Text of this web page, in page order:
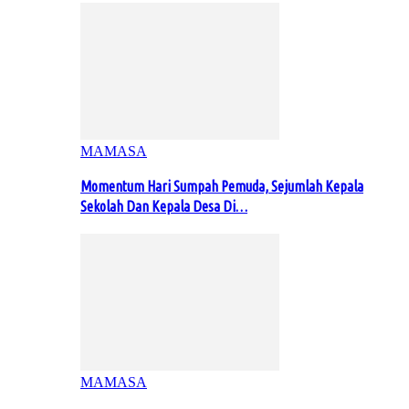
MAMASA
Momentum Hari Sumpah Pemuda, Sejumlah Kepala
Sekolah Dan Kepala Desa Di…
MAMASA